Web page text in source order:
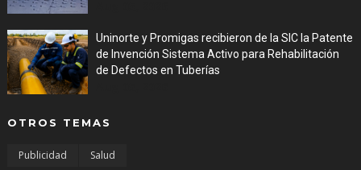
Uninorte y Promigas recibieron de la SIC la Patente
de Invención Sistema Activo para Rehabilitación
de Defectos en Tuberías
OTROS TEMAS
Publicidad Salud